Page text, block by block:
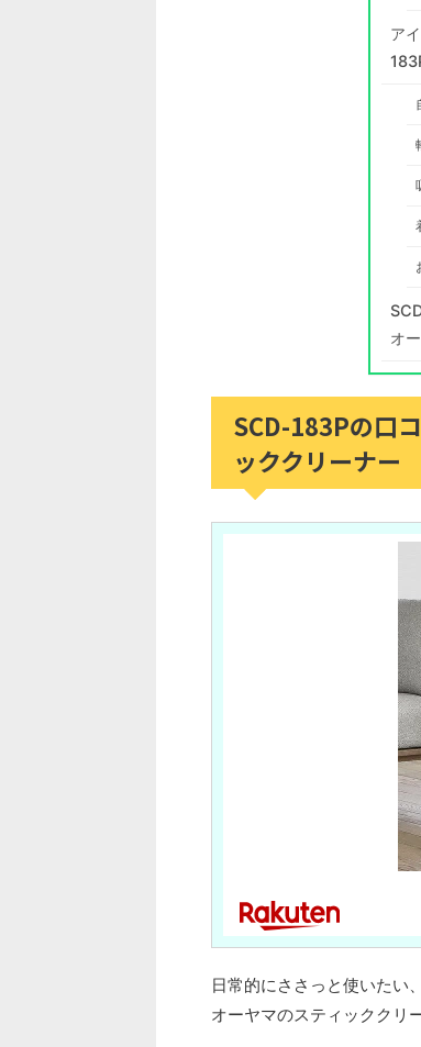
ア
オ
SCD-183Pの口
ッククリーナー
日常的にささっと使いたい
オーヤマのスティッククリ